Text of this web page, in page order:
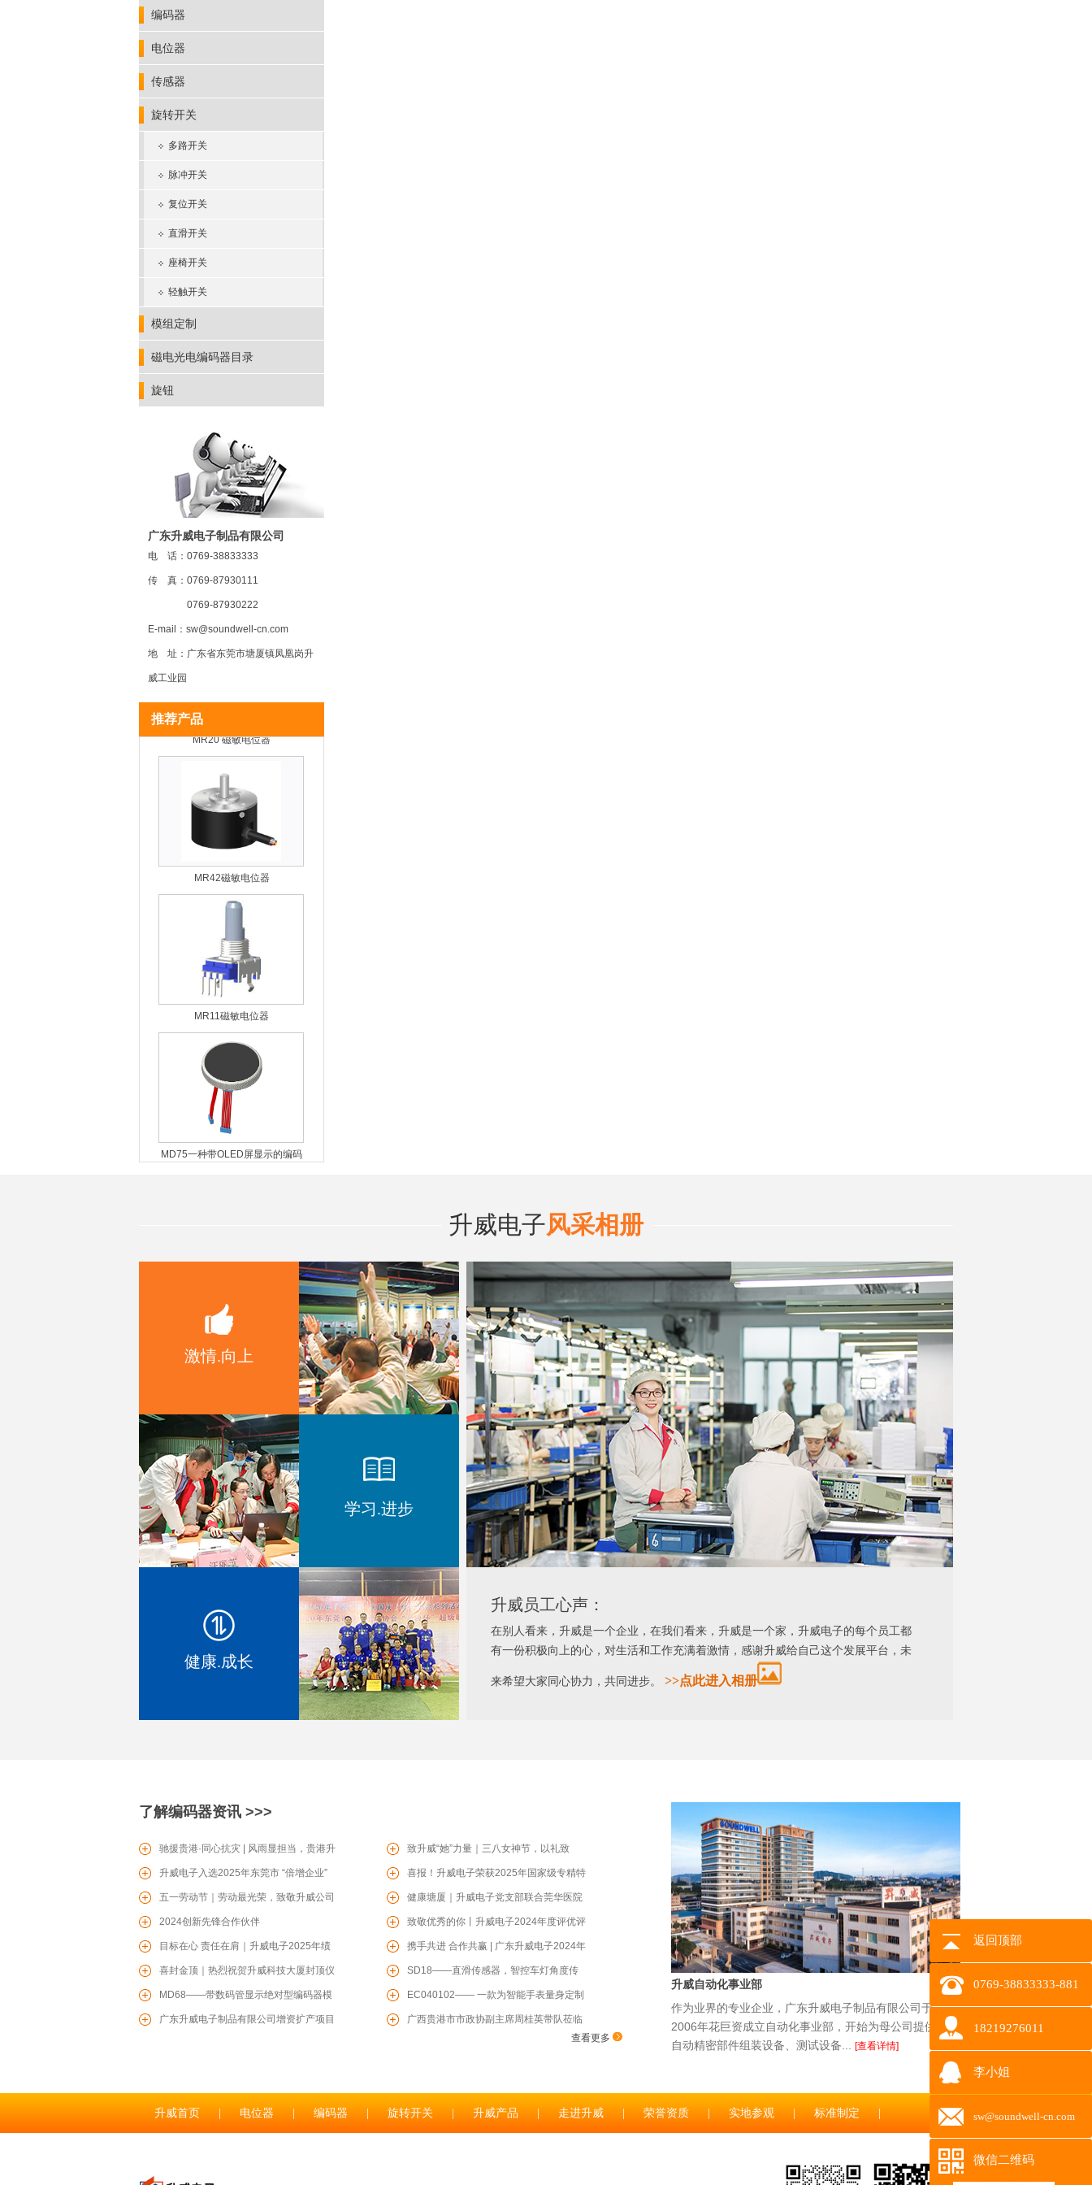
编码器
电位器
传感器
旋转开关
多路开关
脉冲开关
复位开关
直滑开关
座椅开关
轻触开关
模组定制
磁电光电编码器目录
旋钮
广东升威电子制品有限公司
电 话：0769-38833333
传 真：0769-87930111
0769-87930222
E-mail：sw@soundwell-cn.com
地 址：广东省东莞市塘厦镇凤凰岗升
威工业园
推荐产品
MR22 磁敏电位器
MR20 磁敏电位器
MR11磁敏电位器
MD75一种带OLED屏显示的编码
器模组
MD54一种带数码管显示的编码器
MD52带OLED显示旋钮模组
EC1604 增量型编码器
TS06轻触开关
RS1706塑胶轴旋转多路开关
升威电子风采相册
激情.向上
学习.进步
健康.成长
升威员工心声：
在别人看来，升威是一个企业，在我们看来，升威是一个家，升威电子的每个员工都
有一份积极向上的心，对生活和工作充满着激情，感谢升威给自己这个发展平台，未
来希望大家同心协力，共同进步。 >>点此进入相册
了解编码器资讯 >>>
驰援贵港·同心抗灾 | 风雨显担当，贵港升
威爱心驰援贵港防汛一线
致升威“她”力量｜三八女神节，以礼致
暖，共赴芳华
升威电子入选2025年东莞市 “倍增企业”
名单
喜报！升威电子荣获2025年国家级专精特
新“小巨人”企业
五一劳动节｜劳动最光荣，致敬升威公司
每一位辛勤的劳动者！
健康塘厦｜升威电子党支部联合莞华医院
党支部开展“两企三新”党建联学共建、健
康联盟活动
2024创新先锋合作伙伴 致敬优秀的你丨升威电子2024年度评优评
先表彰大会圆满举行
目标在心 责任在肩｜升威电子2025年绩
效目标责任书签约仪式圆满召开
携手共进 合作共赢 | 广东升威电子2024年
度供应商赋能培训会圆满成功
喜封金顶｜热烈祝贺升威科技大厦封顶仪
式圆满举行
SD18——直滑传感器，智控车灯角度传
感器，为您保驾护航
MD68——带数码管显示绝对型编码器模
组
EC040102—— 一款为智能手表量身定制
的增量型编码器
广东升威电子制品有限公司增资扩产项目 广西贵港市市政协副主席周桂英带队莅临
查看更多
升威自动化事业部
作为业界的专业企业，广东升威电子制品有限公司于
2006年花巨资成立自动化事业部，开始为母公司提供全
自动精密部件组装设备、测试设备...
[查看详情]
返回顶部
0769-38833333-881
18219276011
李小姐
sw@soundwell-cn.com
微信二维码
升威首页 电位器 编码器 旋转开关 升威产品 走进升威 荣誉资质 实地参观 标准制定